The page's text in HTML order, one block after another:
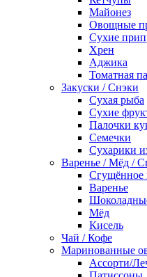
Майонез
Овощные
Сухие
Хрен
Аджика
Томатная
Закуски / Снэки
Сухая рыба
Сухие
Палочки
Семечки
Сухарики
Варенье / Мёд /
Сгущённое
Варенье
Мёд
Кисель
Чай / Кофе
Маринованные
Ассорти/